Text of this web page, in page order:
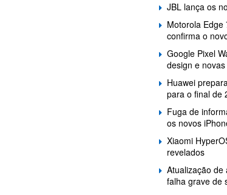
JBL lança os
Motorola Edge
confirma o
Google Pixel
design e
Huawei
para o final de
Fuga de
os novos
Xiaomi
revelados
Atualização de
falha grave de